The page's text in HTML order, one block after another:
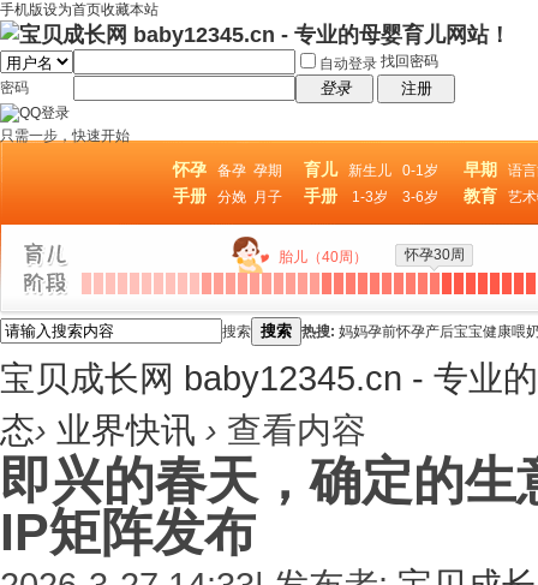
手机版设为首页收藏本站
自动登录 找回密码
密码
登录 注册
只需一步，快速开始
怀孕
手册
备孕 孕期
分娩 月子
育儿
手册
新生儿
0-1岁
1-3岁
3-6岁
早期
教育
语
艺
胎儿（40周） 怀孕30周
搜索 搜索 热搜: 妈妈孕前怀孕产后宝宝健康喂
宝贝成长网 baby12345.cn - 专业
态› 业界快讯 › 查看内容
即兴的春天，确定的
IP矩阵发布